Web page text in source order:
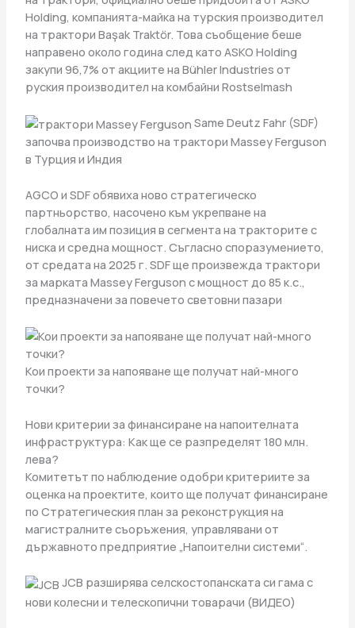
Holding, компанията-майка на турския производител
на трактори Başak Traktör. Това съобщение беше
направено около година след като ASKO Holding
закупи 96,7% от акциите на Bühler Industries от
руския производител на комбайни Rostselmash
Same Deutz Fahr (SDF)
започва производство на трактори Massey Ferguson
в Турция и Индия
AGCO и SDF обявиха ново стратегическо
партньорство, насочено към укрепване на
глобалната им позиция в сегмента на тракторите с
ниска и средна мощност. Съгласно споразумението,
от средата на 2025 г. SDF ще произвежда трактори
за марката Massey Ferguson с мощност до 85 к.с.,
предназначени за повечето световни пазари
Кои проекти за напояване ще получат най-много
точки?
Нови критерии за финансиране на напоителната
инфраструктура: Как ще се разпределят 180 млн.
лева?
Комитетът по наблюдение одобри критериите за
оценка на проектите, които ще получат финансиране
по Стратегическия план за реконструкция на
магистралните съоръжения, управлявани от
държавното предприятие „Напоителни системи“.
JCB разширява селскостопанската си гама с
нови колесни и телескопични товарачи (ВИДЕО)